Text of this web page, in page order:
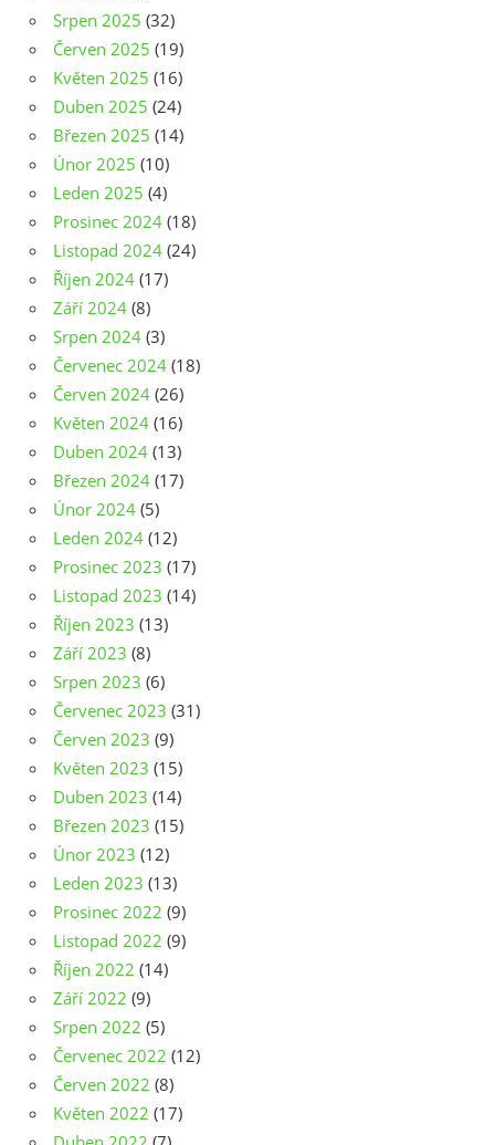
Srpen 2025 (32)
Červen 2025 (19)
Květen 2025 (16)
Duben 2025 (24)
Březen 2025 (14)
Únor 2025 (10)
Leden 2025 (4)
Prosinec 2024 (18)
Listopad 2024 (24)
Říjen 2024 (17)
Září 2024 (8)
Srpen 2024 (3)
Červenec 2024 (18)
Červen 2024 (26)
Květen 2024 (16)
Duben 2024 (13)
Březen 2024 (17)
Únor 2024 (5)
Leden 2024 (12)
Prosinec 2023 (17)
Listopad 2023 (14)
Říjen 2023 (13)
Září 2023 (8)
Srpen 2023 (6)
Červenec 2023 (31)
Červen 2023 (9)
Květen 2023 (15)
Duben 2023 (14)
Březen 2023 (15)
Únor 2023 (12)
Leden 2023 (13)
Prosinec 2022 (9)
Listopad 2022 (9)
Říjen 2022 (14)
Září 2022 (9)
Srpen 2022 (5)
Červenec 2022 (12)
Červen 2022 (8)
Květen 2022 (17)